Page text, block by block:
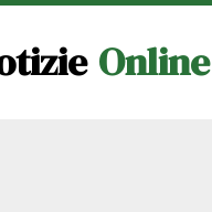
Online